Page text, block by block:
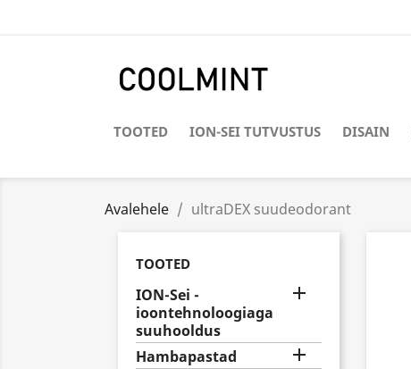
TOOTED ION-SEI TUTVUSTUS DISAIN
Avalehele ultraDEX suudeodorant
TOOTED
ION-Sei -
ioontehnoloogiaga
suuhooldus

Hambapastad 